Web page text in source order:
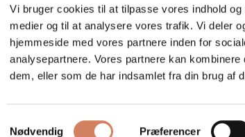
Vi bruger cookies til at tilpasse vores indhold
medier og til at analysere vores trafik. Vi deler
hjemmeside med vores partnere inden for
analysepartnere. Vores partnere kan
dem, eller som de har indsamlet fra din brug af
Samtykkevalg
Nødvendig Præferencer
© 2026 -